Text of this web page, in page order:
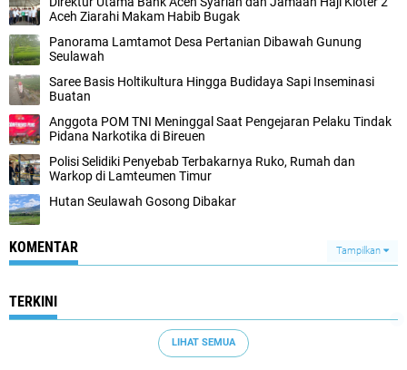
Aceh Ziarahi Makam Habib Bugak
Panorama Lamtamot Desa Pertanian Dibawah Gunung
Seulawah
Saree Basis Holtikultura Hingga Budidaya Sapi Inseminasi
Buatan
Anggota POM TNI Meninggal Saat Pengejaran Pelaku Tindak
Pidana Narkotika di Bireuen
Polisi Selidiki Penyebab Terbakarnya Ruko, Rumah dan
Warkop di Lamteumen Timur
Hutan Seulawah Gosong Dibakar
KOMENTAR Tampilkan
TERKINI
LIHAT SEMUA